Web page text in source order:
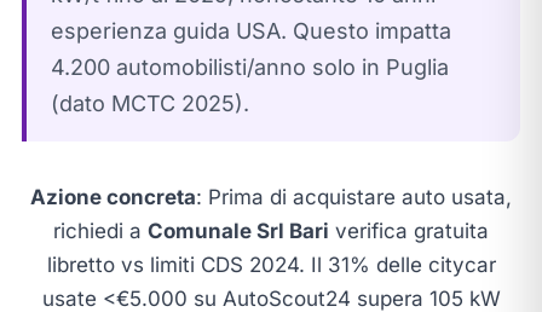
esperienza guida USA. Questo impatta
4.200 automobilisti/anno solo in Puglia
(dato MCTC 2025).
Azione concreta: Prima di acquistare auto usata,
richiedi a Comunale Srl Bari verifica gratuita
libretto vs limiti CDS 2024. Il 31% delle citycar
usate <€5.000 su AutoScout24 supera 105 kW